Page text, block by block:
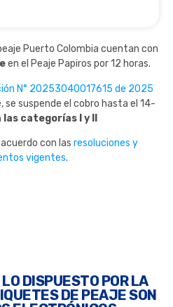
Puerto Colombia cuentan con
en el Peaje Papiros por 12 horas.
N° 20253040017615 de 2025
se suspende el cobro hasta el 14-
las categorías I y II
con las resoluciones y
vigentes.
DISPUESTO POR LA
DE PEAJE SON